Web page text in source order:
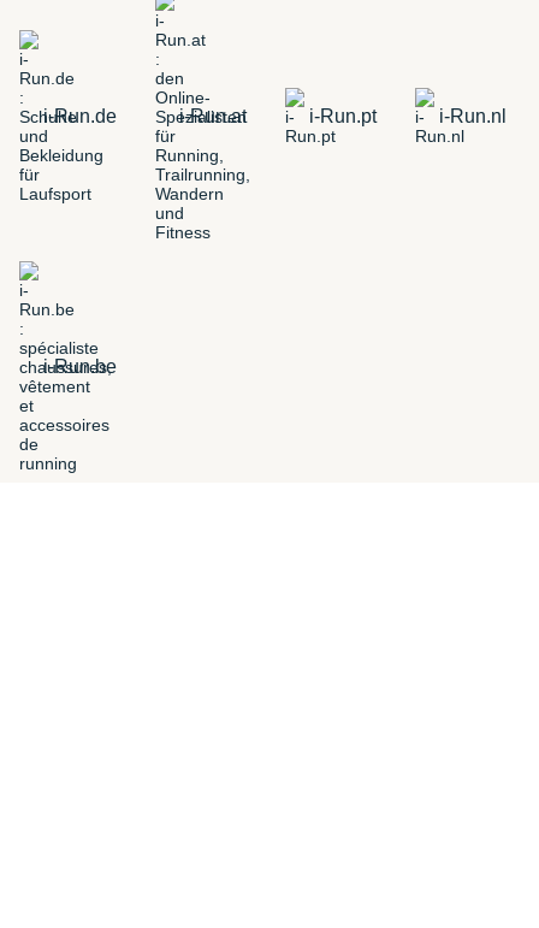
i-Run.de i-Run.at i-Run.pt i-Run.nl
i-Run.be